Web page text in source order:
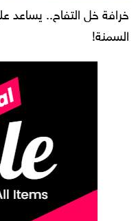
خرافة خل التفاح..
السمنة!